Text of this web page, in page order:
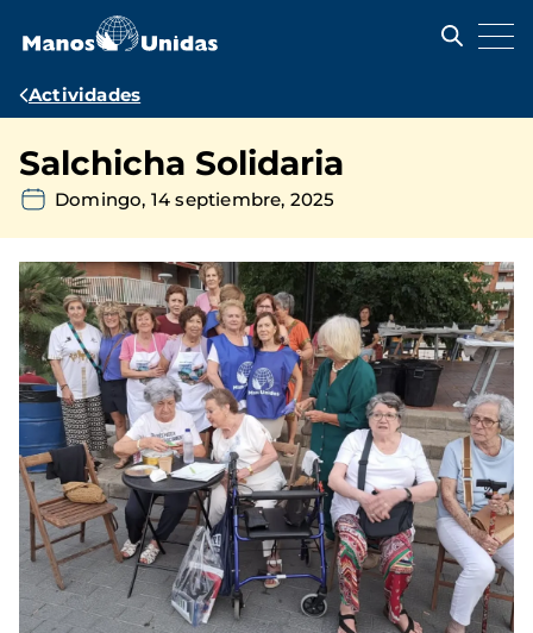
contenido
Ruta
navegación
Actividades
Salchicha Solidaria
Domingo, 14 septiembre, 2025